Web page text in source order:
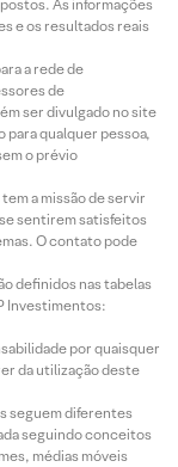
As informações
e os resultados reais
a rede de
de
ser divulgado no site
para qualquer pessoa,
o prévio
a missão de servir
sentirem satisfeitos
O contato pode
definidos nas tabelas
Investimentos:
por quaisquer
da utilização deste
seguem diferentes
seguindo conceitos
médias móveis